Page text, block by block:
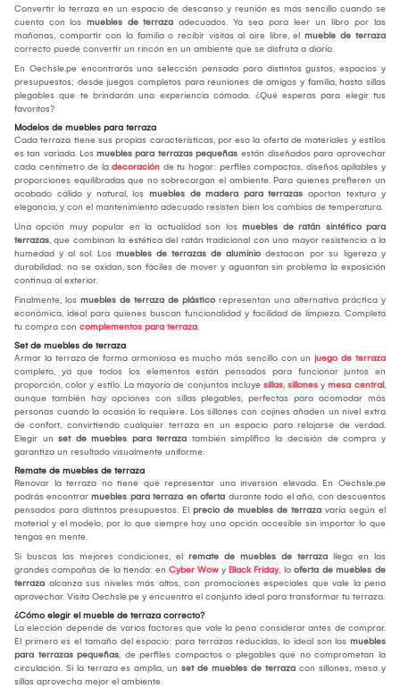
Convertir la terraza en un espacio de descanso y reunión es más sencillo cuando se
cuenta con los muebles de terraza adecuados. Ya sea para leer un libro por las
mañanas, compartir con la familia o recibir visitas al aire libre, el mueble de terraza
correcto puede convertir un rincón en un ambiente que se disfruta a diario.
En Oechsle.pe encontrarás una selección pensada para distintos gustos, espacios y
presupuestos; desde juegos completos para reuniones de amigos y familia, hasta sillas
plegables que te brindarán una experiencia cómoda. ¿Qué esperas para elegir tus
favoritos?
Modelos de muebles para terraza
Cada terraza tiene sus propias características, por eso la oferta de materiales y estilos
es tan variada. Los muebles para terrazas pequeñas están diseñados para aprovechar
cada centímetro de la decoración de tu hogar: perfiles compactos, diseños apilables y
proporciones equilibradas que no sobrecargan el ambiente. Para quienes prefieren un
acabado cálido y natural, los muebles de madera para terrazas aportan textura y
elegancia, y con el mantenimiento adecuado resisten bien los cambios de temperatura.
Una opción muy popular en la actualidad son los muebles de ratán sintético para
terrazas, que combinan la estética del ratán tradicional con una mayor resistencia a la
humedad y al sol. Los muebles de terrazas de aluminio destacan por su ligereza y
durabilidad: no se oxidan, son fáciles de mover y aguantan sin problema la exposición
continua al exterior.
Finalmente, los muebles de terraza de plástico representan una alternativa práctica y
económica, ideal para quienes buscan funcionalidad y facilidad de limpieza. Completa
tu compra con complementos para terraza.
Set de muebles de terraza
Armar la terraza de forma armoniosa es mucho más sencillo con un juego de terraza
completo, ya que todos los elementos están pensados para funcionar juntos en
proporción, color y estilo. La mayoría de conjuntos incluye sillas, sillones y mesa central,
aunque también hay opciones con sillas plegables, perfectas para acomodar más
personas cuando la ocasión lo requiere. Los sillones con cojines añaden un nivel extra
de confort, convirtiendo cualquier terraza en un espacio para relajarse de verdad.
Elegir un set de muebles para terraza también simplifica la decisión de compra y
garantiza un resultado visualmente uniforme.
Remate de muebles de terraza
Renovar la terraza no tiene que representar una inversión elevada. En Oechsle.pe
podrás encontrar muebles para terraza en oferta durante todo el año, con descuentos
pensados para distintos presupuestos. El precio de muebles de terraza varía según el
material y el modelo, por lo que siempre hay una opción accesible sin importar lo que
tengas en mente.
Si buscas las mejores condiciones, el remate de muebles de terraza llega en las
grandes campañas de la tienda: en Cyber Wow y Black Friday, la oferta de muebles de
terraza alcanza sus niveles más altos, con promociones especiales que vale la pena
aprovechar. Visita Oechsle.pe y encuentra el conjunto ideal para transformar tu terraza.
¿Cómo elegir el mueble de terraza correcto?
La elección depende de varios factores que vale la pena considerar antes de comprar.
El primero es el tamaño del espacio: para terrazas reducidas, lo ideal son los muebles
para terrazas pequeñas, de perfiles compactos o plegables que no comprometan la
circulación. Si la terraza es amplia, un set de muebles de terraza con sillones, mesa y
sillas aprovecha mejor el ambiente.